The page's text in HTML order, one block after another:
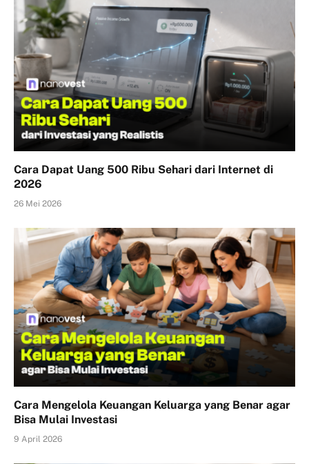
Cara Dapat Uang 500 Ribu Sehari dari Internet di
2026
26 Mei 2026
Cara Mengelola Keuangan Keluarga yang Benar agar
Bisa Mulai Investasi
9 April 2026